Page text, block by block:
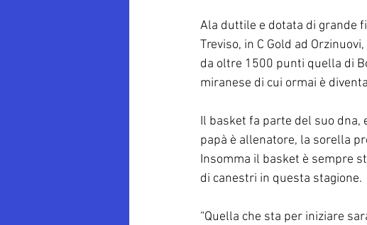
Ala duttile e dotata di grande
Treviso, in C Gold ad
da oltre 1500 punti quella di
miranese di cui ormai è
Il basket fa parte del suo dna,
papà è allenatore, la sorella
Insomma il basket è sempre
di canestri in questa stagione.
“Quella che sta per iniziare